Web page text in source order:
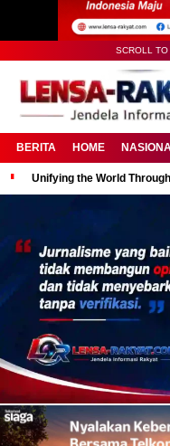
SCROLL TO
BERITA HOME
Unifying the World